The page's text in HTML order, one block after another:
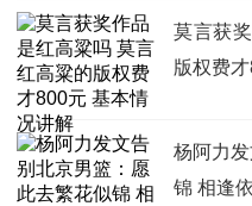
莫言获
版权费
杨阿力
锦 相逢